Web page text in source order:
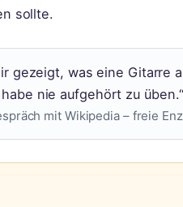
sollte.
gezeigt, was eine Gitarre
nie aufgehört zu
mit Wikipedia – freie